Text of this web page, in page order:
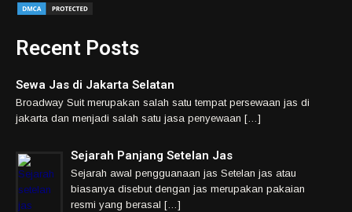
Recent Posts
Sewa Jas di Jakarta Selatan
Broadway Suit merupakan salah satu tempat persewaan jas di
jakarta dan menjadi salah satu jasa penyewaan […]
Sejarah Panjang Setelan Jas
Sejarah awal pengguanaan jas Setelan jas atau
biasanya disebut dengan jas merupakan pakaian
resmi yang berasal […]